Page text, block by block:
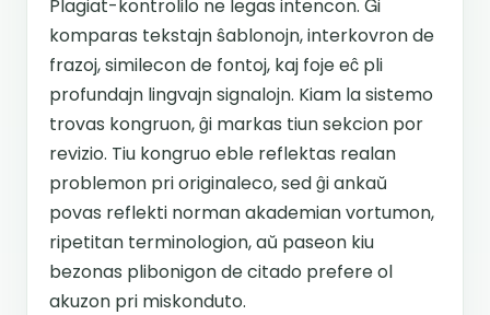
Plagiat-kontrolilo ne legas intencon. Ĝi
komparas tekstajn ŝablonojn, interkovron de
frazoj, similecon de fontoj, kaj foje eĉ pli
profundajn lingvajn signalojn. Kiam la sistemo
trovas kongruon, ĝi markas tiun sekcion por
revizio. Tiu kongruo eble reflektas realan
problemon pri originaleco, sed ĝi ankaŭ
povas reflekti norman akademian vortumon,
ripetitan terminologion, aŭ paseon kiu
bezonas plibonigon de citado prefere ol
akuzon pri miskonduto.